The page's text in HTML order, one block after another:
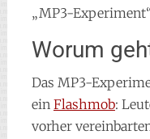
„MP3-
Worum
Das MP3-
ein Flashmob:
vorher